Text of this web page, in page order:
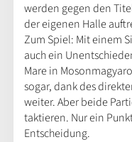
werden gegen den
der eigenen Halle
Zum Spiel: Mit einem
auch ein
Mare in
sogar, dank des
weiter. Aber beide
taktieren. Nur ein
Entscheidung.